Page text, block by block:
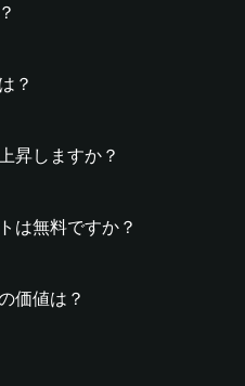
？
昇しますか？
は無料ですか？
価値は？